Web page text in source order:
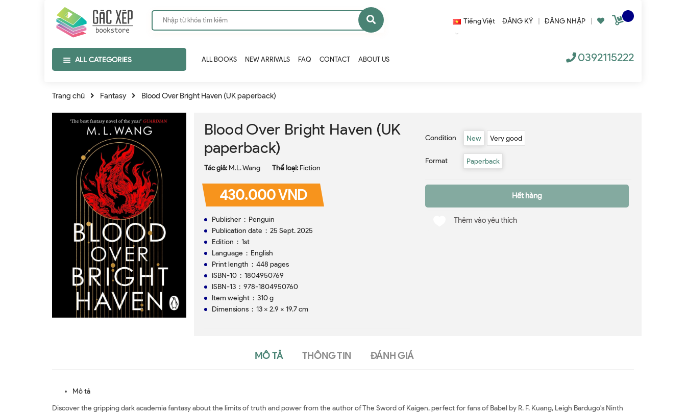
ĐĂNG KÝ ĐĂNG NHẬP
Tiếng Việt
ALL CATEGORIES ALL BOOKS NEW ARRIVALS FAQ CONTACT ABOUT US 0392115222
Trang chủ Fantasy Blood Over Bright Haven (UK paperback)
Blood Over Bright Haven (UK
paperback)
Tác giả: M.L. Wang Thể loại: Fiction
430.000 VND
Publisher ‏ : ‎ Penguin
Publication date ‏ : ‎ 25 Sept. 2025
Edition ‏ : ‎ 1st
Language ‏ : ‎ English
Print length ‏ : ‎ 448 pages
ISBN-10 ‏ : ‎ 1804950769
ISBN-13 ‏ : ‎ 978-1804950760
Item weight ‏ : ‎ 310 g
Dimensions ‏ : ‎ 13 x 2.9 x 19.7 cm
Condition New Very good
Format Paperback
Hết hàng
Thêm vào yêu thích
MÔ TẢ THÔNG TIN ĐÁNH GIÁ
Mô tả
Discover the gripping dark academia fantasy about the limits of truth and power from the author of The Sword of Kaigen, perfect for fans of Babel by R. F. Kuang, Leigh Bardugo's Ninth